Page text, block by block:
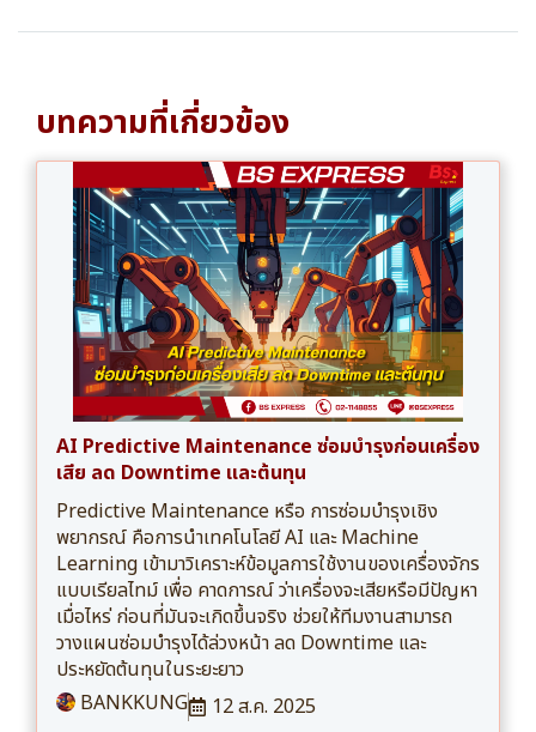
บทความที่เกี่ยวข้อง
AI Predictive Maintenance ซ่อมบำรุงก่อนเครื่อง
เสีย ลด Downtime และต้นทุน
Predictive Maintenance หรือ การซ่อมบำรุงเชิง
พยากรณ์ คือการนำเทคโนโลยี AI และ Machine
Learning เข้ามาวิเคราะห์ข้อมูลการใช้งานของเครื่องจักร
แบบเรียลไทม์ เพื่อ คาดการณ์ ว่าเครื่องจะเสียหรือมีปัญหา
เมื่อไหร่ ก่อนที่มันจะเกิดขึ้นจริง ช่วยให้ทีมงานสามารถ
วางแผนซ่อมบำรุงได้ล่วงหน้า ลด Downtime และ
ประหยัดต้นทุนในระยะยาว
BANKKUNG
12 ส.ค. 2025